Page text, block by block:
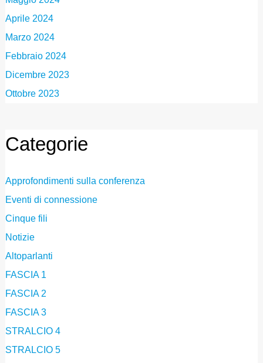
Aprile 2024
Marzo 2024
Febbraio 2024
Dicembre 2023
Ottobre 2023
Categorie
Approfondimenti sulla conferenza
Eventi di connessione
Cinque fili
Notizie
Altoparlanti
FASCIA 1
FASCIA 2
FASCIA 3
STRALCIO 4
STRALCIO 5